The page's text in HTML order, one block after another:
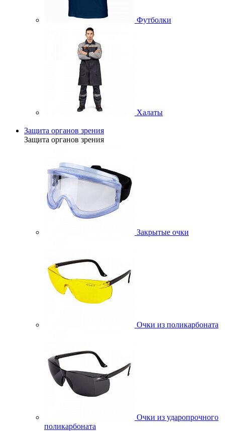
Футболки
Халаты
Защита органов зрения
Защита органов зрения
Закрытые очки
Очки из поликарбоната
Очки из ударопрочного
поликарбоната